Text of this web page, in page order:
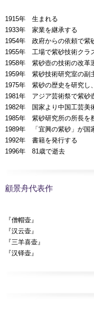
1915年 生まれる
1933年 家業を継承する
1954年 政府からの依頼で紫
1955年 工場で紫砂技術クラ
1958年 紫砂壺の技術の改革
1959年 紫砂技術研究室の副
1975年 紫砂の歴史を研究し
1981年 アジア芸術祭で紫砂
1982年 国家より中国工芸美
1985年 紫砂研究所の所長を
1989年 「宜興の紫砂」が国
1992年 書籍を発行する
1996年 81歳で逝去
顧景舟代表作
『僧帽壶』
『汉云壶』
『三羊喜壶』
『汉铎壶』